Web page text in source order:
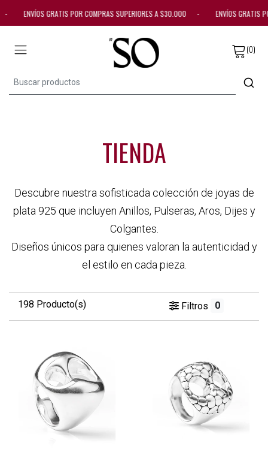
- ENVÍOS GRATIS POR COMPRAS SUPERIORES A $30.000 - ENVÍOS
(0)
TIENDA
Descubre nuestra sofisticada colección de joyas de
plata 925 que incluyen Anillos, Pulseras, Aros, Dijes y
Colgantes.
Diseños únicos para quienes valoran la autenticidad y
el estilo en cada pieza.
198 Producto(s) Filtros 0